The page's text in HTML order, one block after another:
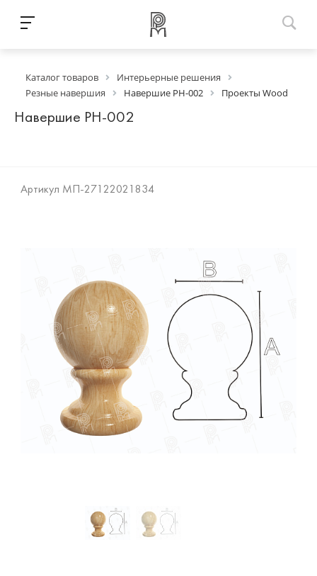
Каталог товаров
Интерьерные решения
Резные навершия
Навершие РН-002 Проекты Wood
Навершие РН-002
Артикул МП-27122021834